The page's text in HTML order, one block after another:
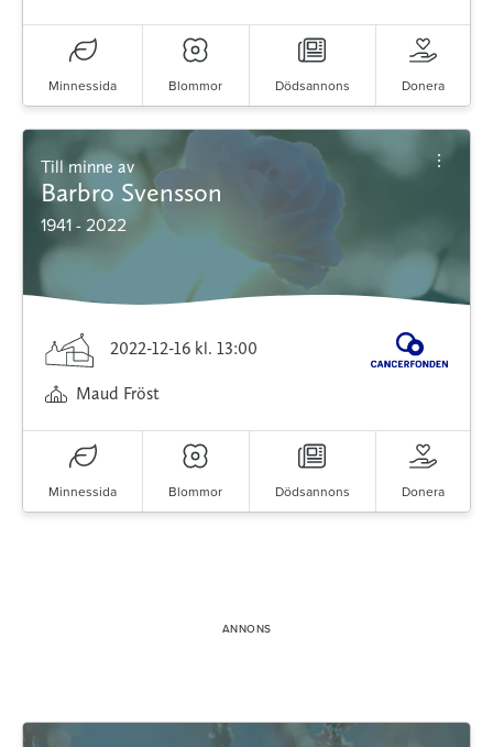
Minnessida Blommor Dödsannons Donera
Till minne av
Barbro Svensson
1941 - 2022
2022-12-16 kl. 13:00
Maud Fröst
Minnessida Blommor Dödsannons Donera